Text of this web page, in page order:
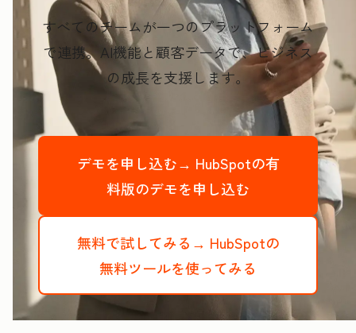
すべてのチームが一つのプラットフォーム
で連携。AI機能と顧客データで、ビジネス
の成長を支援します。
デモを申し込む→ HubSpotの有
料版のデモを申し込む
無料で試してみる→ HubSpotの
無料ツールを使ってみる